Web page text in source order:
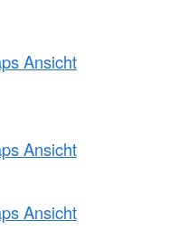
Ansicht
Ansicht
Ansicht